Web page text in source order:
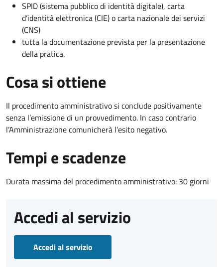
SPID (sistema pubblico di identità digitale), carta
d’identità elettronica (CIE) o carta nazionale dei servizi
(CNS)
tutta la documentazione prevista per la presentazione
della pratica.
Cosa si ottiene
Il procedimento amministrativo si conclude positivamente
senza l’emissione di un provvedimento. In caso contrario
l’Amministrazione comunicherà l’esito negativo.
Tempi e scadenze
Durata massima del procedimento amministrativo: 30 giorni
Accedi al servizio
Accedi al servizio